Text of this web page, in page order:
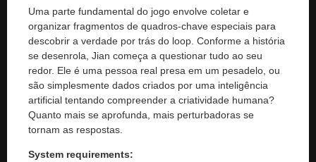
Uma parte fundamental do jogo envolve coletar e
organizar fragmentos de quadros-chave especiais para
descobrir a verdade por trás do loop. Conforme a história
se desenrola, Jian começa a questionar tudo ao seu
redor. Ele é uma pessoa real presa em um pesadelo, ou
são simplesmente dados criados por uma inteligência
artificial tentando compreender a criatividade humana?
Quanto mais se aprofunda, mais perturbadoras se
tornam as respostas.
System requirements: